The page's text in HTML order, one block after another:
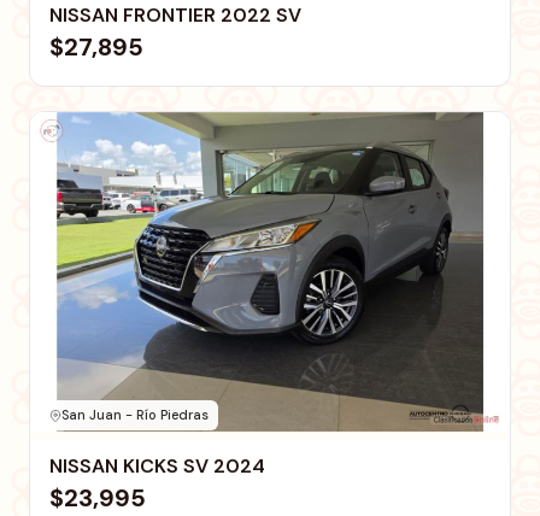
NISSAN FRONTIER 2022 SV
$27,895
San Juan - Río Piedras
NISSAN KICKS SV 2024
$23,995